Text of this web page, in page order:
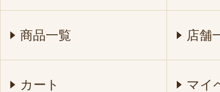
商品一覧 店舗
カート マイ